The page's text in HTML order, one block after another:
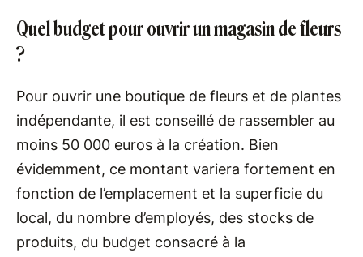
Quel budget pour ouvrir un magasin de fleurs
?
Pour ouvrir une boutique de fleurs et de plantes
indépendante, il est conseillé de rassembler au
moins 50 000 euros à la création. Bien
évidemment, ce montant variera fortement en
fonction de l’emplacement et la superficie du
local, du nombre d’employés, des stocks de
produits, du budget consacré à la